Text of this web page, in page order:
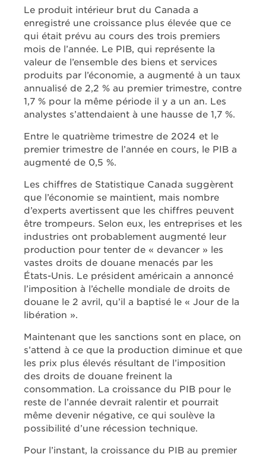
Le produit intérieur brut du Canada a
enregistré une croissance plus élevée que ce
qui était prévu au cours des trois premiers
mois de l’année. Le PIB, qui représente la
valeur de l’ensemble des biens et services
produits par l’économie, a augmenté à un taux
annualisé de 2,2 % au premier trimestre, contre
1,7 % pour la même période il y a un an. Les
analystes s’attendaient à une hausse de 1,7 %.
Entre le quatrième trimestre de 2024 et le
premier trimestre de l’année en cours, le PIB a
augmenté de 0,5 %.
Les chiffres de Statistique Canada suggèrent
que l’économie se maintient, mais nombre
d’experts avertissent que les chiffres peuvent
être trompeurs. Selon eux, les entreprises et les
industries ont probablement augmenté leur
production pour tenter de « devancer » les
vastes droits de douane menacés par les
États-Unis. Le président américain a annoncé
l’imposition à l’échelle mondiale de droits de
douane le 2 avril, qu’il a baptisé le « Jour de la
libération ».
Maintenant que les sanctions sont en place, on
s’attend à ce que la production diminue et que
les prix plus élevés résultant de l’imposition
des droits de douane freinent la
consommation. La croissance du PIB pour le
reste de l’année devrait ralentir et pourrait
même devenir négative, ce qui soulève la
possibilité d’une récession technique.
Pour l’instant, la croissance du PIB au premier